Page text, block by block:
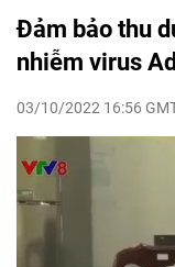
Đảm bảo thu
nhiễm virus
03/10/2022 16:56